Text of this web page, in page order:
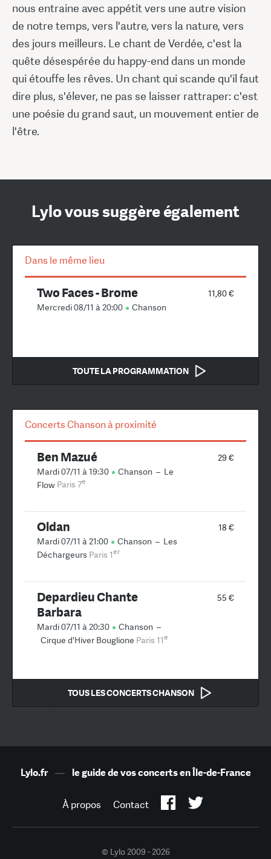
nous entraine avec appétit vers une autre vision
de notre temps, vers l'autre, vers la nature, vers
des jours meilleurs. Le chant de Verdée, c'est la
quête désespérée du happy-end dans un monde
qui étouffe les rêves. Un chant qui scande qu'il faut
dire plus, s'élever, ne pas se laisser rattraper: c'est
une poésie du grand saut, un mouvement entier de
l'être.
Lylo vous suggère également
Dans le même lieu
11,80 €
Two Faces - Brome
Mercredi 08/11 à 20:00 Chanson
TOUTE LA PROGRAMMATION
Concerts Chanson à proximité
29 €
Ben Mazué
Mardi 07/11 à 19:30 Chanson – Le
Flow Paris 7e
18 €
Oldan
Mardi 07/11 à 21:00 Chanson – Les
Déchargeurs Paris 1er
55 €
Depardieu Chante
Barbara
Mardi 07/11 à 20:30 Chanson –
Cirque d'Hiver Bouglione Paris 11e
TOUS LES CONCERTS CHANSON
Lylo.fr— le guide de vos concerts en Île-de-France
À propos Contact
© Lylo 2009 - 2026